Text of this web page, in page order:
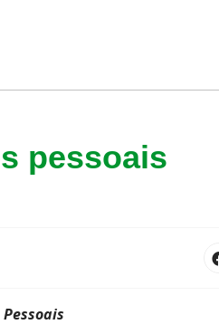
pessoais